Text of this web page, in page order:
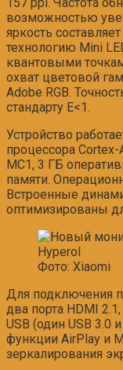
возможностью
яркость
технологию Mini
квантовыми
охват цветовой
Adobe RGB.
стандарту E<1.
Устройство
процессора
MC1, 3 ГБ
памяти.
Встроенные
оптимизированы
Фото: Xiaomi
Для подключения
два порта HDMI
USB (один USB 3.0
функции AirPlay и
зеркалирования